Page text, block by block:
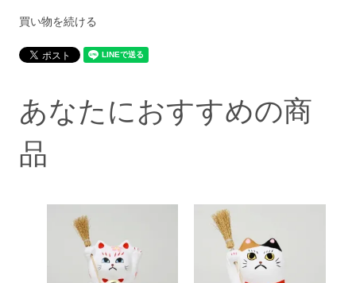
買い物を続ける
あなたにおすすめの商
品